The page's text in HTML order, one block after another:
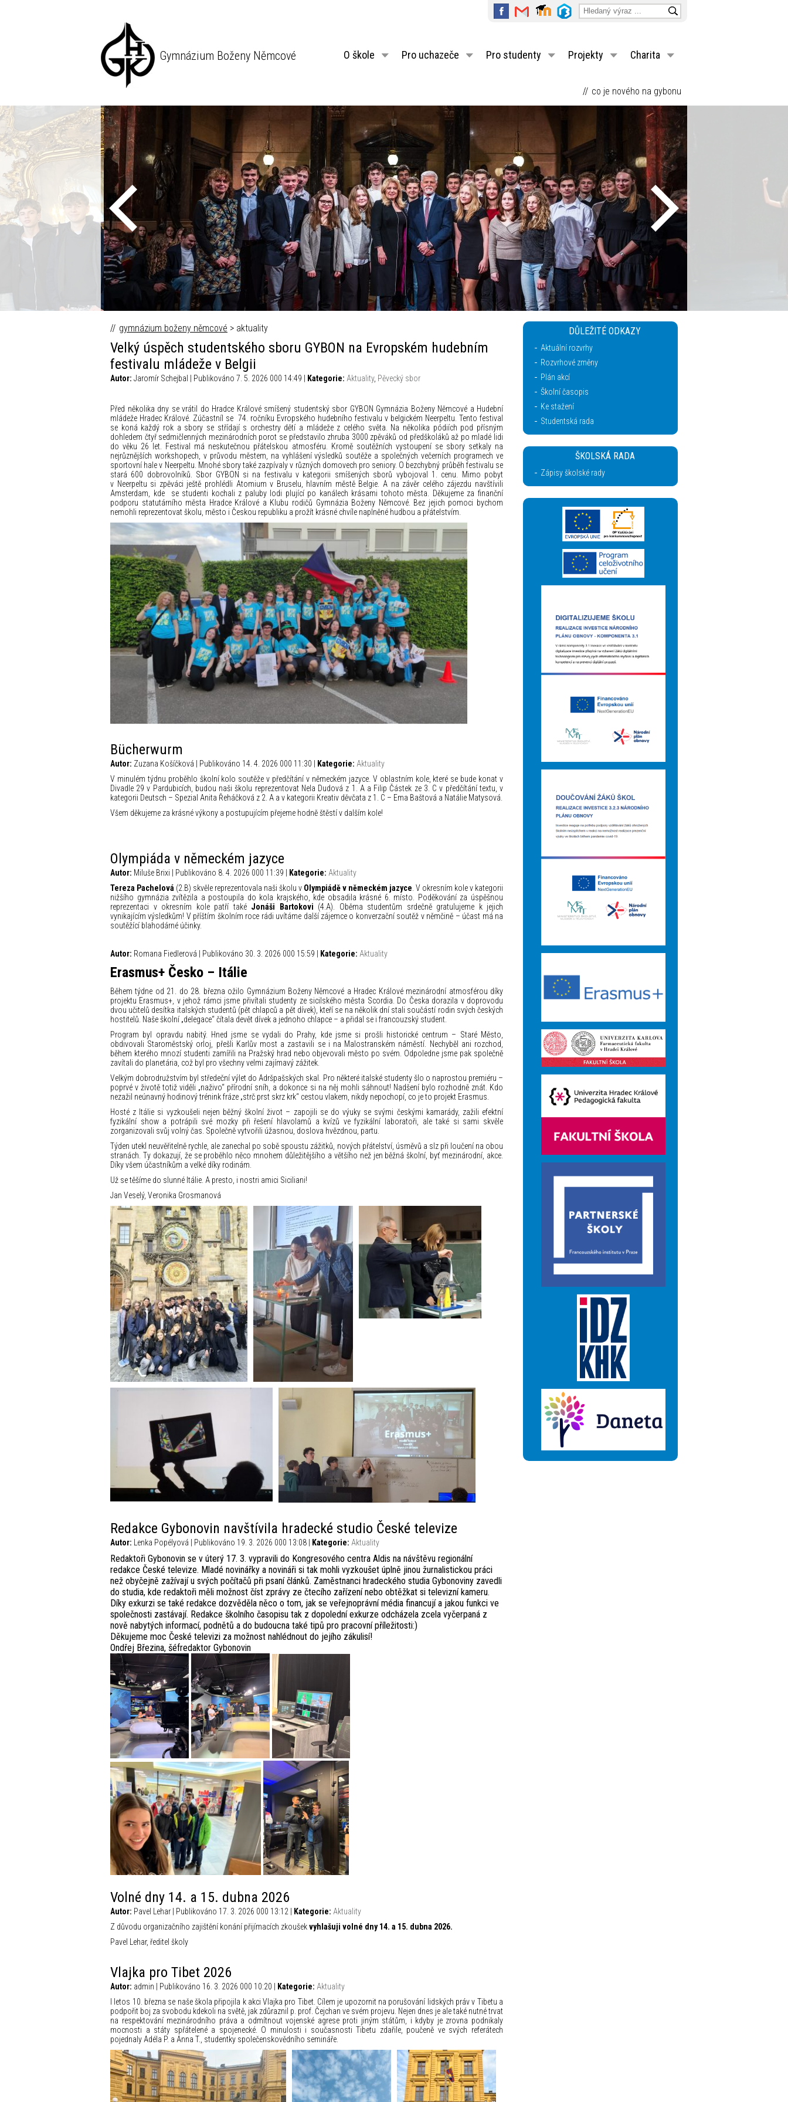
Gymnázium Boženy Němcové O škole Pro uchazeče Pro studenty Projekty Charita
co je nového na gybonu
Fokus Václava Moravce © Česká televize – Autor_ Mikuláš Křepelka
gymnázium boženy němcové > aktuality
Velký úspěch studentského sboru GYBON na Evropském hudebním
festivalu mládeže v Belgii
Autor: Jaromír Schejbal | Publikováno 7. 5. 2026 000 14:49 | Kategorie: Aktuality, Pěvecký sbor
Před několika dny se vrátil do Hradce Králové smíšený studentský sbor GYBON Gymnázia Boženy Němcové a Hudební
mládeže Hradec Králové. Zúčastníl se 74. ročníku Evropského hudebního festivalu v belgickém Neerpeltu. Tento festival
se koná každý rok a sbory se střídají s orchestry dětí a mládeže z celého světa. Na několika pódiích pod přísným
dohledem čtyř sedmičlenných mezinárodních porot se představilo zhruba 3000 zpěváků od předškoláků až po mladé lidi
do věku 26 let. Festival má neskutečnou přátelskou atmosféru. Kromě soutěžních vystoupení se sbory setkaly na
nejrůznějších workshopech, v průvodu městem, na vyhlášení výsledků soutěže a společných večerních programech ve
sportovní hale v Neerpeltu. Mnohé sbory také zazpívaly v různých domovech pro seniory. O bezchybný průběh festivalu se
stará 600 dobrovolníků. Sbor GYBON si na festivalu v kategorii smíšených sborů vybojoval 1. cenu. Mimo pobyt
v Neerpeltu si zpěváci ještě prohlédli Atomium v Bruselu, hlavním městě Belgie. A na závěr celého zájezdu navštívili
Amsterdam, kde se studenti kochali z paluby lodi plující po kanálech krásami tohoto města. Děkujeme za finanční
podporu statutárního města Hradce Králové a Klubu rodičů Gymnázia Boženy Němcové. Bez jejich pomoci bychom
nemohli reprezentovat školu, město i Českou republiku a prožít krásné chvíle naplněné hudbou a přátelstvím.
Bücherwurm
Autor: Zuzana Košíčková | Publikováno 14. 4. 2026 000 11:30 | Kategorie: Aktuality
V minulém týdnu proběhlo školní kolo soutěže v předčítání v německém jazyce. V oblastním kole, které se bude konat v
Divadle 29 v Pardubicích, budou naši školu reprezentovat Nela Dudová z 1. A a Filip Částek ze 3. C v předčítání textu, v
kategorii Deutsch – Spezial Anita Řeháčková z 2. A a v kategorii Kreativ děvčata z 1. C – Ema Baštová a Natálie Matysová.
Všem děkujeme za krásné výkony a postupujícím přejeme hodně štěstí v dalším kole!
Olympiáda v německém jazyce
Autor: Miluše Brixi | Publikováno 8. 4. 2026 000 11:39 | Kategorie: Aktuality
Tereza Pachelová (2.B) skvěle reprezentovala naši školu v Olympiádě v německém jazyce . V okresním kole v kategorii
nižšího gymnázia zvítězila a postoupila do kola krajského, kde obsadila krásné 6. místo. Poděkování za úspěšnou
reprezentaci v okresním kole patří také Jonáši Bartokovi (4.A). Oběma studentům srdečně gratulujeme k jejich
vynikajícím výsledkům! V příštím školním roce rádi uvítáme další zájemce o konverzační soutěž v němčině – účast má na
soutěžící blahodárné účinky.
Autor: Romana Fiedlerová | Publikováno 30. 3. 2026 000 15:59 | Kategorie: Aktuality
Erasmus+ Česko – Itálie
Během týdne od 21. do 28. března ožilo Gymnázium Boženy Němcové a Hradec Králové mezinárodní atmosférou díky
projektu Erasmus+, v jehož rámci jsme přivítali studenty ze sicilského města Scordia. Do Česka dorazila v doprovodu
dvou učitelů desítka italských studentů (pět chlapců a pět dívek), kteří se na několik dní stali součástí rodin svých českých
hostitelů. Naše školní „delegace“ čítala devět dívek a jednoho chlapce – a přidal se i francouzský student.
Program byl opravdu nabitý. Hned jsme se vydali do Prahy, kde jsme si prošli historické centrum – Staré Město,
obdivovali Staroměstský orloj, přešli Karlův most a zastavili se i na Malostranském náměstí. Nechyběl ani rozchod,
během kterého mnozí studenti zamířili na Pražský hrad nebo objevovali město po svém. Odpoledne jsme pak společně
zavítali do planetária, což byl pro všechny velmi zajímavý zážitek.
Velkým dobrodružstvím byl středeční výlet do Adršpašských skal. Pro některé italské studenty šlo o naprostou premiéru –
poprvé v životě totiž viděli „naživo“ přírodní sníh, a dokonce si na něj mohli sáhnout! Nadšení bylo rozhodně znát. Kdo
nezažil neúnavný hodinový trénink fráze „strč prst skrz krk“ cestou vlakem, nikdy nepochopí, co je to projekt Erasmus.
Hosté z Itálie si vyzkoušeli nejen běžný školní život – zapojili se do výuky se svými českými kamarády, zažili efektní
fyzikální show a potrápili své mozky při řešení hlavolamů a kvízů ve fyzikální laboratoři, ale také si sami skvěle
zorganizovali svůj volný čas. Společně vytvořili úžasnou, doslova hvězdnou, partu.
Týden utekl neuvěřitelně rychle, ale zanechal po sobě spoustu zážitků, nových přátelství, úsměvů a slz při loučení na obou
stranách. Ty dokazují, že se proběhlo něco mnohem důležitějšího a většího než jen běžná školní, byť mezinárodní, akce.
Díky všem účastníkům a velké díky rodinám.
Už se těšíme do slunné Itálie. A presto, i nostri amici Siciliani!
Jan Veselý, Veronika Grosmanová
Redakce Gybonovin navštívila hradecké studio České televize
Autor: Lenka Popélyová | Publikováno 19. 3. 2026 000 13:08 | Kategorie: Aktuality
Redaktoři Gybonovin se v úterý 17. 3. vypravili do Kongresového centra Aldis na návštěvu regionální
redakce České televize. Mladé novinářky a novináři si tak mohli vyzkoušet úplně jinou žurnalistickou práci
než obyčejně zažívají u svých počítačů při psaní článků. Zaměstnanci hradeckého studia Gybonoviny zavedli
do studia, kde redaktoři měli možnost číst zprávy ze čtecího zařízení nebo obtěžkat si televizní kameru.
Díky exkurzi se také redakce dozvěděla něco o tom, jak se veřejnoprávní média financují a jakou funkci ve
společnosti zastávají. Redakce školního časopisu tak z dopolední exkurze odcházela zcela vyčerpaná z
nově nabytých informací, podnětů a do budoucna také tipů pro pracovní příležitosti:)
Děkujeme moc České televizi za možnost nahlédnout do jejího zákulisí!
Ondřej Březina, šéfredaktor Gybonovin
Volné dny 14. a 15. dubna 2026
Autor: Pavel Lehar | Publikováno 17. 3. 2026 000 13:12 | Kategorie: Aktuality
Z důvodu organizačního zajištění konání přijímacích zkoušekvyhlašuji volné dny 14. a 15. dubna 2026.
Pavel Lehar, ředitel školy
Vlajka pro Tibet 2026
Autor: admin | Publikováno 16. 3. 2026 000 10:20 | Kategorie: Aktuality
I letos 10. března se naše škola připojila k akci Vlajka pro Tibet. Cílem je upozornit na porušování lidských práv v Tibetu a
podpořit boj za svobodu kdekoli na světě, jak zdůraznil p. prof. Čejchan ve svém projevu. Nejen dnes je ale také nutné trvat
na respektování mezinárodního práva a odmítnout vojenské agrese proti jiným státům, i kdyby je zrovna podnikaly
mocnosti a státy spřátelené a spojenecké. O minulosti i současnosti Tibetu zdařile, poučeně ve svých referátech
pojednaly Adéla P. a Anna T., studentky společenskovědního semináře.
DŮLEŽITÉ ODKAZY
Aktuální rozvrhy
Rozvrhové změny
Plán akcí
Školní časopis
Ke stažení
Studentská rada
ŠKOLSKÁ RADA
Zápisy školské rady